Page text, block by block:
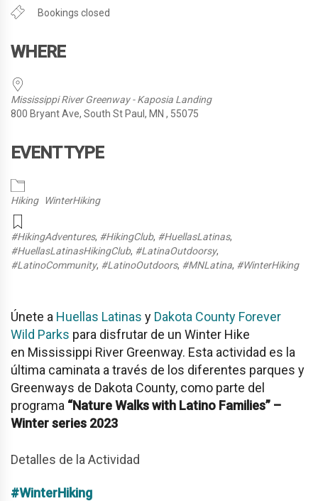
Bookings closed
WHERE
Mississippi River Greenway - Kaposia Landing
800 Bryant Ave, South St Paul, MN , 55075
EVENT TYPE
Hiking WinterHiking
#HikingAdventures, #HikingClub, #HuellasLatinas,
#HuellasLatinasHikingClub, #LatinaOutdoorsy,
#LatinoCommunity, #LatinoOutdoors, #MNLatina, #WinterHiking
Únete a Huellas Latinas y Dakota County Forever
Wild Parks para disfrutar de un Winter Hike
en Mississippi River Greenway. Esta actividad es la
última caminata a través de los diferentes parques y
Greenways de Dakota County, como parte del
programa “Nature Walks with Latino Families” –
Winter series 2023
Detalles de la Actividad
#WinterHiking